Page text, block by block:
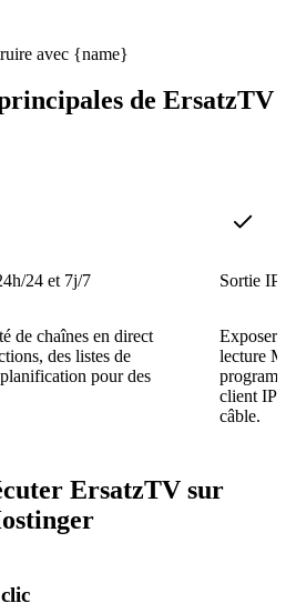
de ErsatzTV
24 et 7j/7
de chaînes en direct
des listes de
pour des
Sortie
Exposer
lecture
client
câble.
ErsatzTV sur